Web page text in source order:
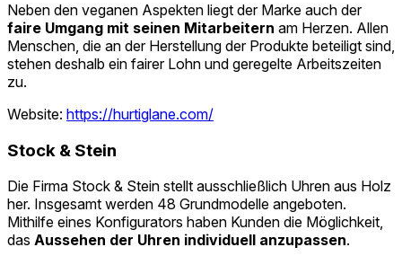
Neben den veganen Aspekten liegt der Marke auch der
faire Umgang mit seinen Mitarbeitern am Herzen. Allen
Menschen, die an der Herstellung der Produkte beteiligt sind,
stehen deshalb ein fairer Lohn und geregelte Arbeitszeiten
zu.
Website: https://hurtiglane.com/
Stock & Stein
Die Firma Stock & Stein stellt ausschließlich Uhren aus Holz
her. Insgesamt werden 48 Grundmodelle angeboten.
Mithilfe eines Konfigurators haben Kunden die Möglichkeit,
das Aussehen der Uhren individuell anzupassen.